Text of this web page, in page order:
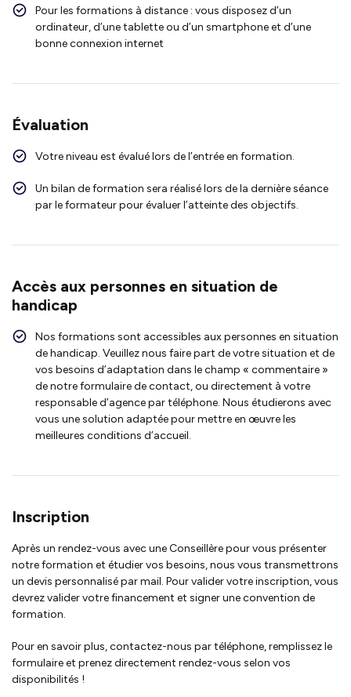
Pour les formations à distance : vous disposez d’un
ordinateur, d’une tablette ou d’un smartphone et d’une
bonne connexion internet
Évaluation
Votre niveau est évalué lors de l’entrée en formation.
Un bilan de formation sera réalisé lors de la dernière séance
par le formateur pour évaluer l’atteinte des objectifs.
Accès aux personnes en situation de
handicap
Nos formations sont accessibles aux personnes en situation
de handicap. Veuillez nous faire part de votre situation et de
vos besoins d’adaptation dans le champ « commentaire »
de notre formulaire de contact, ou directement à votre
responsable d’agence par téléphone. Nous étudierons avec
vous une solution adaptée pour mettre en œuvre les
meilleures conditions d’accueil.
Inscription
Après un rendez-vous avec une Conseillère pour vous présenter
notre formation et étudier vos besoins, nous vous transmettrons
un devis personnalisé par mail. Pour valider votre inscription, vous
devrez valider votre financement et signer une convention de
formation.
Pour en savoir plus, contactez-nous par téléphone, remplissez le
formulaire et prenez directement rendez-vous selon vos
disponibilités !